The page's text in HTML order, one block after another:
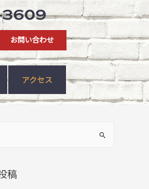
3609
お問い合わせ
アクセス
稿